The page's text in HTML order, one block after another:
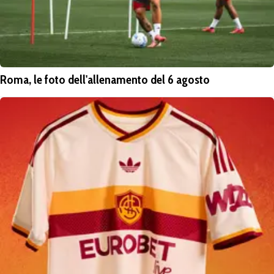
Roma, le foto dell'allenamento del 6 agosto